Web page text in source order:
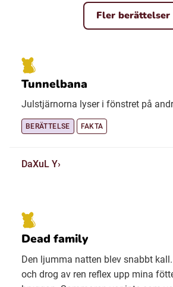
Fler berättelser
Tunnelbana
Julstjärnorna lyser i fönstret på
BERÄTTELSE FAKTA
DaXuL Y
Dead family
Den ljumma natten blev snabbt
och drog av ren reflex upp mina